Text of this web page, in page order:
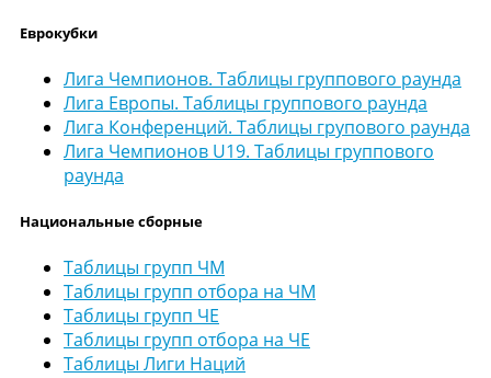
Еврокубки
Лига Чемпионов. Таблицы группового раунда
Лига Европы. Таблицы группового раунда
Лига Конференций. Таблицы групового раунда
Лига Чемпионов U19. Таблицы группового
раунда
Национальные сборные
Таблицы групп ЧМ
Таблицы групп отбора на ЧМ
Таблицы групп ЧЕ
Таблицы групп отбора на ЧЕ
Таблицы Лиги Наций